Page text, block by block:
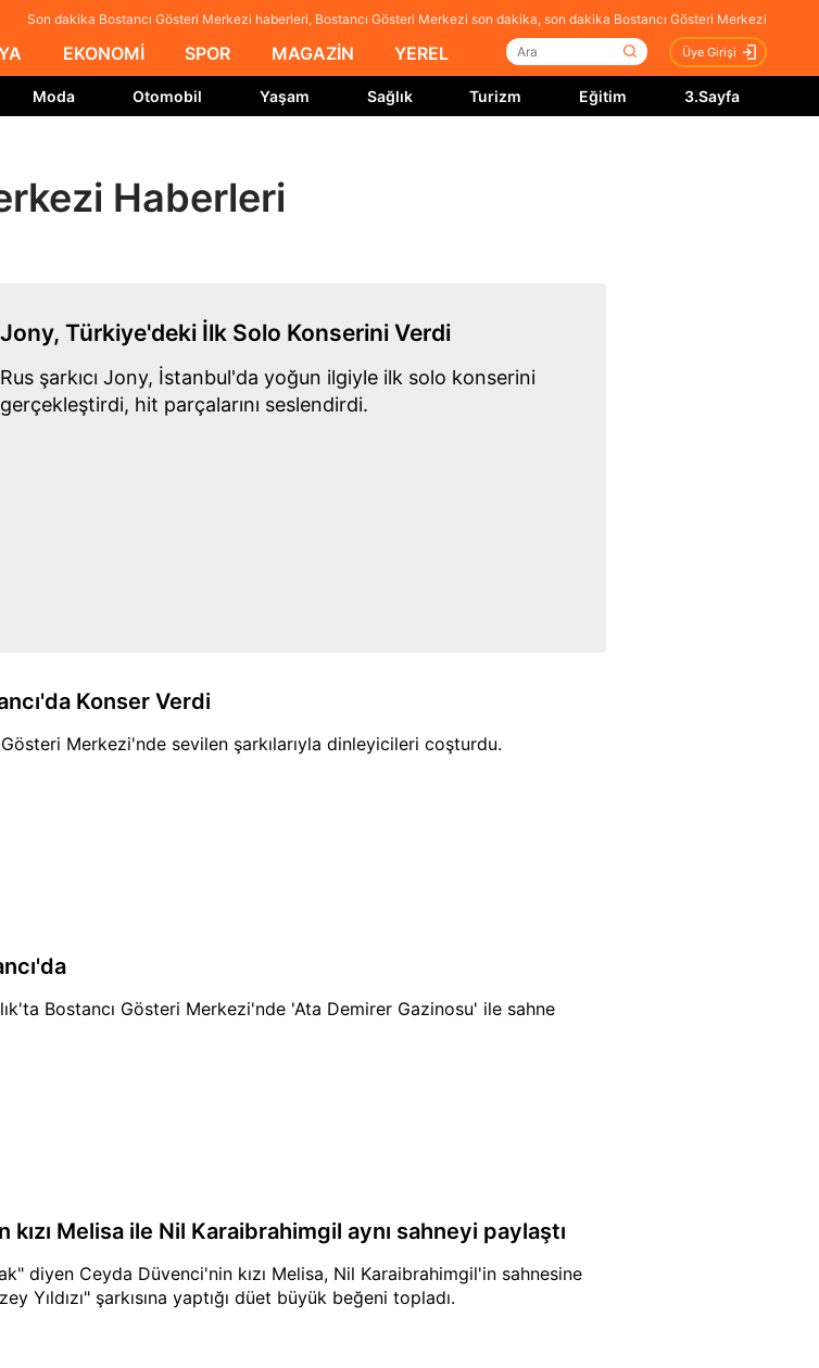
Son dakika Bostancı Gösteri Merkezi haberleri, Bostancı Gösteri Merkezi son dakika, son dakika Bostancı Gösteri Merkezi
EKONOMİ SPOR MAGAZİN YEREL Üye Girişi
Moda Otomobil Yaşam Sağlık Turizm Eğitim 3.Sayfa
Haberleri
Jony, Türkiye'deki İlk Solo Konserini Verdi
Rus şarkıcı Jony, İstanbul'da yoğun ilgiyle ilk solo konserini
gerçekleştirdi, hit parçalarını seslendirdi.
Konser Verdi
Merkezi'nde sevilen şarkılarıyla dinleyicileri coşturdu.
Bostancı Gösteri Merkezi'nde 'Ata Demirer Gazinosu' ile sahne
Melisa ile Nil Karaibrahimgil aynı sahneyi paylaştı
diyen Ceyda Düvenci'nin kızı Melisa, Nil Karaibrahimgil'in sahnesine
Yıldızı" şarkısına yaptığı düet büyük beğeni topladı.